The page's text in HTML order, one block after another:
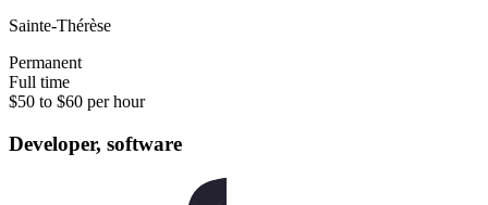
Sainte-Thérèse
Permanent
Full time
$50 to $60 per hour
Developer, software